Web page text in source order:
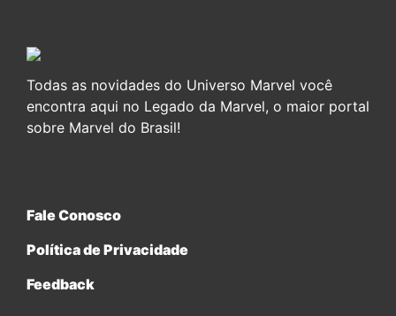
Todas as novidades do Universo Marvel você
encontra aqui no Legado da Marvel, o maior portal
sobre Marvel do Brasil!
Fale Conosco
Política de Privacidade
Feedback